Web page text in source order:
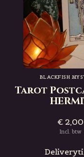
BLACKFISH
Tarot
€ 2,00
Incl. btw